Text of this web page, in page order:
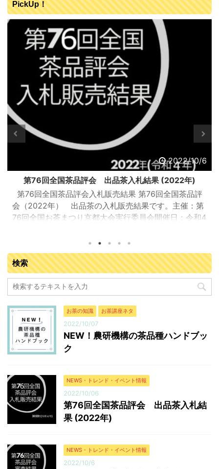
PickUp！
4
て
71
2022/
第76回全国茶品評会 審査結果 (2022年)
第76回全国茶品評会審査結果 第76回全国茶品評
審査結果が出ました！開催場所：：宇治茶会館 （宇
市宇治折居25-2）品評会開催期間：2022年（令和4
名の審査員により、17 都府県の茶産地から７茶種８
門に出品された合計 865 点について審査されました
最高賞の農林水産大臣賞受賞者（個人） 普通煎茶
10kg 鹿児島県南九州市 知覧銘茶研究会 株式会社
川製茶 普通煎茶4kg 静岡県 川根本町 相藤園 相
検索
お茶の知識 お茶講座ネタ
2022/10/07
NEW！農研機構の茶品種ハンドブッ
ク
NEWS・トレンド・イベント情報
2022/10/06
第76回全国茶品評会 出品茶入札結
果 (2022年)
NEWS・トレンド・イベント情報
2022/10/6